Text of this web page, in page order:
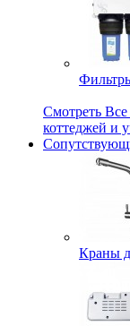
Смотреть Все
коттеджей и
Краны